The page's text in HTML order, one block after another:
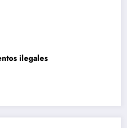
ilegales
ingresan